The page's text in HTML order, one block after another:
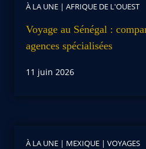
À LA UNE | AFRIQUE DE L'OUEST
Voyage au Sénégal :
agences spécialisées
11 juin 2026
À LA UNE | MEXIQUE | VOYAGES